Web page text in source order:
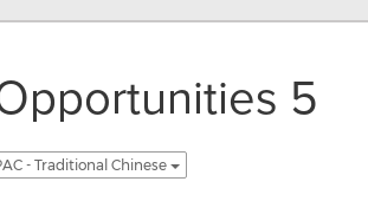
5
- Traditional Chinese